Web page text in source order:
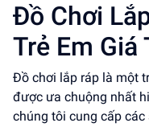
Đồ Chơi
Trẻ Em Giá
Đồ chơi lắp ráp là một
được ưa chuộng nhất
chúng tôi cung cấp